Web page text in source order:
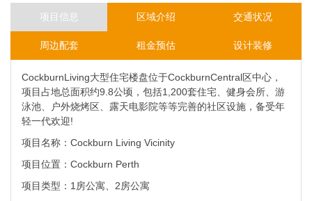
项目信息 区域介绍 交通状况
周边配套 租金预估 设计装修
CockburnLiving大型住宅楼盘位于CockburnCentral区中心，
项目占地总面积约9.8公顷，包括1,200套住宅、健身会所、游
泳池、户外烧烤区、露天电影院等等完善的社区设施，备受年
轻一代欢迎!
项目名称：Cockburn Living Vicinity
项目位置：Cockburn Perth
项目类型：1房公寓、2房公寓